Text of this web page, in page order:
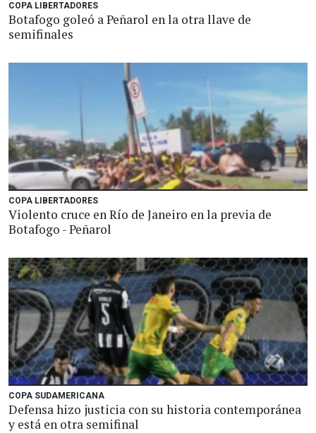
COPA LIBERTADORES
Botafogo goleó a Peñarol en la otra llave de
semifinales
COPA LIBERTADORES
Violento cruce en Río de Janeiro en la previa de
Botafogo - Peñarol
COPA SUDAMERICANA
Defensa hizo justicia con su historia contemporánea
y está en otra semifinal